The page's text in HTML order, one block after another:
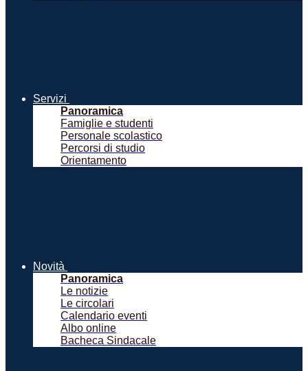
Servizi
Panoramica
Famiglie e studenti
Personale scolastico
Percorsi di studio
Orientamento
Novità
Panoramica
Le notizie
Le circolari
Calendario eventi
Albo online
Bacheca Sindacale